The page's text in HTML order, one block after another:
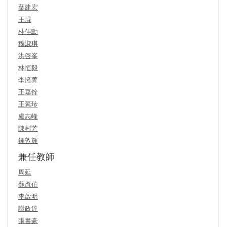
葉建宏
王琨
林佳勳
穆淑琪
洪啓峯
林恒毅
李憶菁
王嘉銓
王素珍
盧志峰
陳彬芳
鍾敦輝
兼任教師
周延
蘇彥伯
李啟明
謝政達
張書豪